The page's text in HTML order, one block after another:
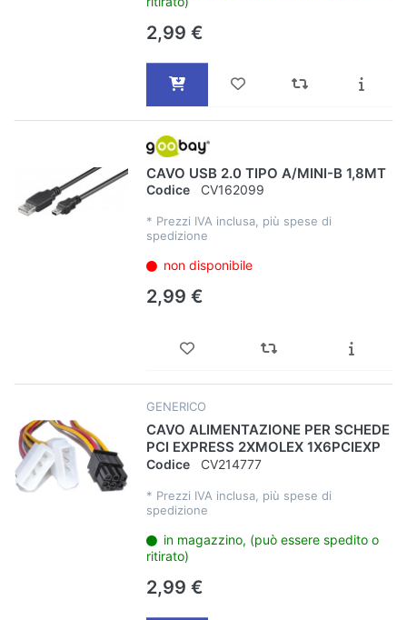
2,99 €
CAVO USB 2.0 TIPO A/MINI-B 1,8MT
Codice CV162099
* Prezzi IVA inclusa, più spese di
spedizione
non disponibile
2,99 €
GENERICO
CAVO ALIMENTAZIONE PER SCHEDE
PCI EXPRESS 2XMOLEX 1X6PCIEXP
Codice CV214777
* Prezzi IVA inclusa, più spese di
spedizione
in magazzino, (può essere spedito o
ritirato)
2,99 €